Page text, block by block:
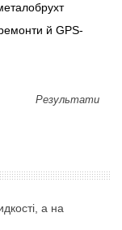
й GPS-
Результати
а на